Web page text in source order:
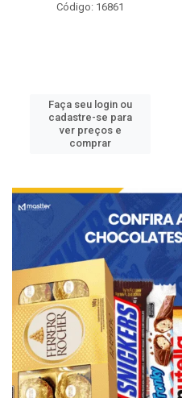
Código: 16861
Faça seu login ou
cadastre-se para
ver preços e
comprar